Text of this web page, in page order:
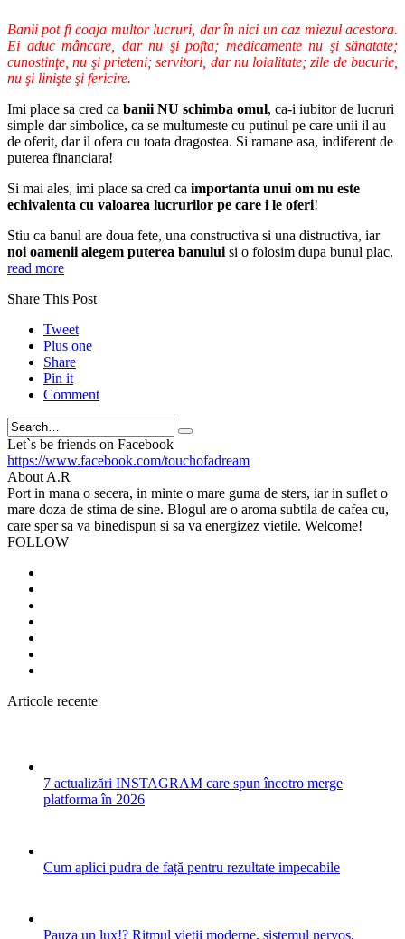
Banii pot fi coaja multor lucruri, dar în nici un caz miezul acestora.
Ei aduc mâncare, dar nu şi pofta; medicamente nu şi sănatate;
cunostinţe, nu şi prieteni; servitori, dar nu loialitate; zile de bucurie,
nu şi linişte şi fericire.
Imi place sa cred ca banii NU schimba omul, ca-i iubitor de lucruri
simple dar simbolice, ca se multumeste cu putinul pe care unii il au
de oferit, dar il ofera cu toata dragostea. Si ramane asa, indiferent de
puterea financiara!
Si mai ales, imi place sa cred ca importanta unui om nu este
echivalenta cu valoarea lucrurilor pe care i le oferi!
Stiu ca banul are doua fete, una constructiva si una distructiva, iar
noi oamenii alegem puterea banului si o folosim dupa bunul plac.
read more
Share This Post
Tweet
Plus one
Share
Pin it
Comment
Search
Let`s be friends on Facebook
https://www.facebook.com/touchofadream
About A.R
Port in mana o secera, in minte o mare guma de sters, iar in suflet o
mare doza de stima de sine. Blogul are o aroma subtila de cafea cu,
care sper sa va binedispun si sa va energizez vietile. Welcome!
FOLLOW
Articole recente
7 actualizări INSTAGRAM care spun încotro merge
platforma în 2026
Cum aplici pudra de față pentru rezultate impecabile
Pauza un lux!? Ritmul vieții moderne, sistemul nervos,